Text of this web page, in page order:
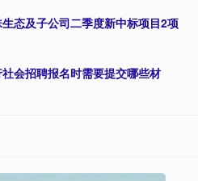
态及子公司二季度新中标项目2项
会招聘报名时需要提交哪些材